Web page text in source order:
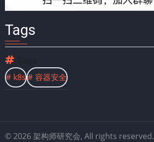
Tags
k8s 容器安全
© 2026 架构师研究会, All rights reserved.